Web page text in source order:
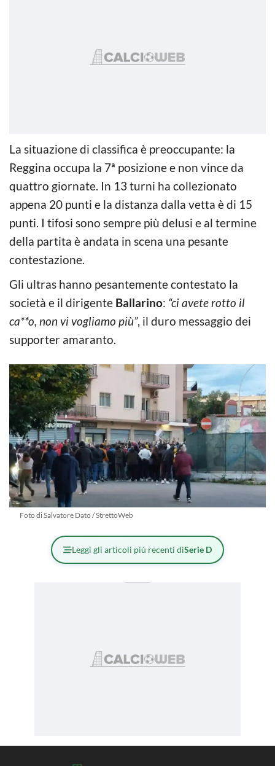
La situazione di classifica è preoccupante: la
Reggina occupa la 7ª posizione e non vince da
quattro giornate. In 13 turni ha collezionato
appena 20 punti e la distanza dalla vetta è di 15
punti. I tifosi sono sempre più delusi e al termine
della partita è andata in scena una pesante
contestazione.
Gli ultras hanno pesantemente contestato la
società e il dirigente Ballarino: “ci avete rotto il
ca**o, non vi vogliamo più”, il duro messaggio dei
supporter amaranto.
Foto di Salvatore Dato / StrettoWeb
Leggi gli articoli più recenti diSerie D